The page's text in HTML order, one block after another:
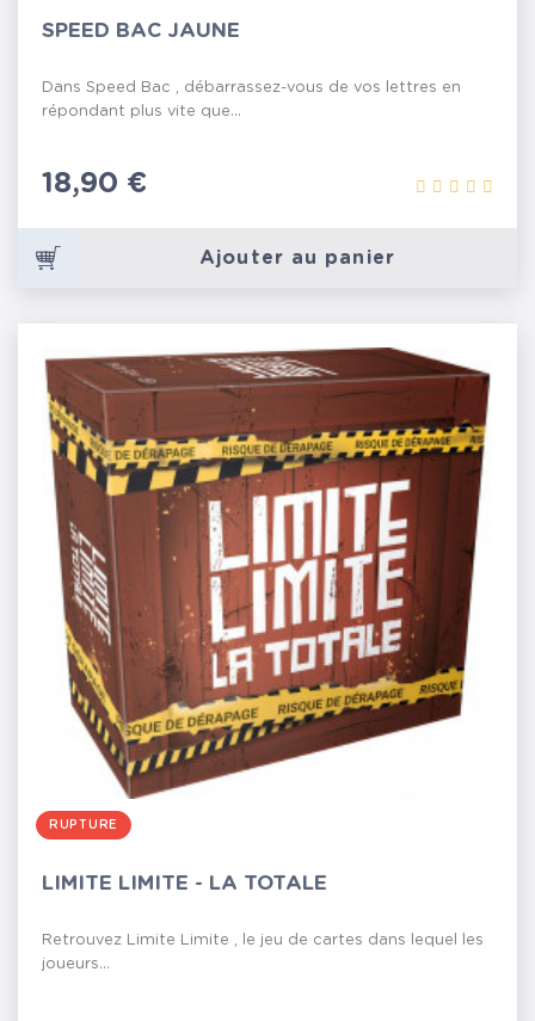
SPEED BAC JAUNE
Dans Speed Bac , débarrassez-vous de vos lettres en
répondant plus vite que...
Prix
18,90 €
Ajouter au panier
RUPTURE
LIMITE LIMITE - LA TOTALE
Retrouvez Limite Limite , le jeu de cartes dans lequel les
joueurs...